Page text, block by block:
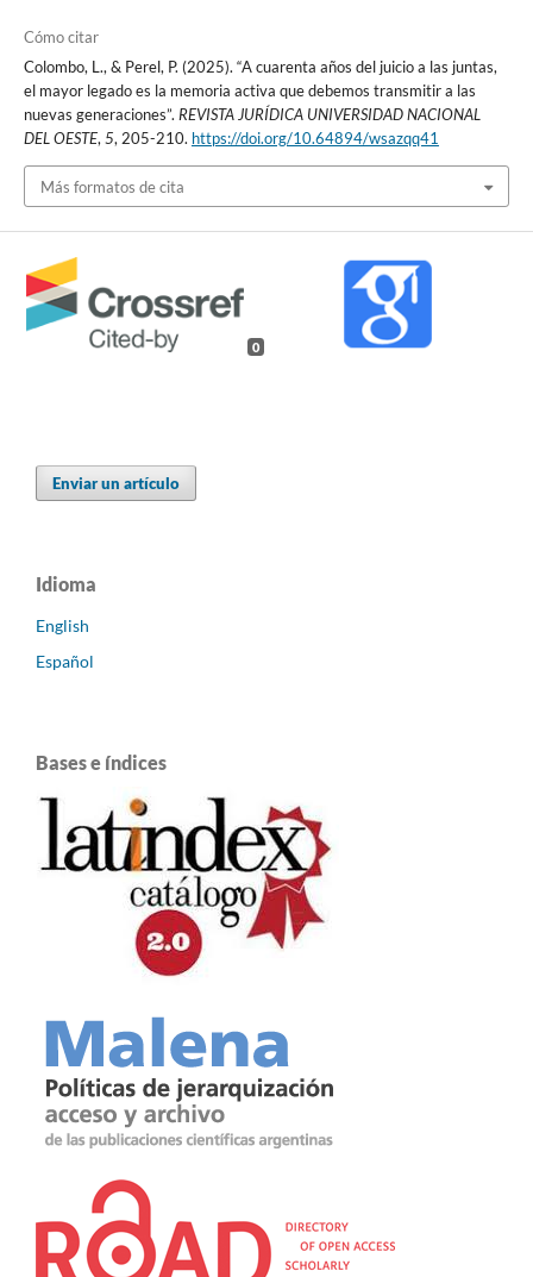
Cómo citar
Colombo, L., & Perel, P. (2025). “A cuarenta años del juicio a las juntas,
el mayor legado es la memoria activa que debemos transmitir a las
nuevas generaciones”. REVISTA JURÍDICA UNIVERSIDAD NACIONAL
DEL OESTE,5, 205-210. https://doi.org/10.64894/wsazqq41
Más formatos de cita
0
Enviar un artículo
Idioma
English
Español
Bases e índices